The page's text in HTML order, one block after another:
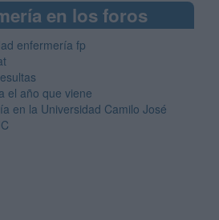
en los foros
enfermería fp
el año que viene
en la Universidad Camilo José